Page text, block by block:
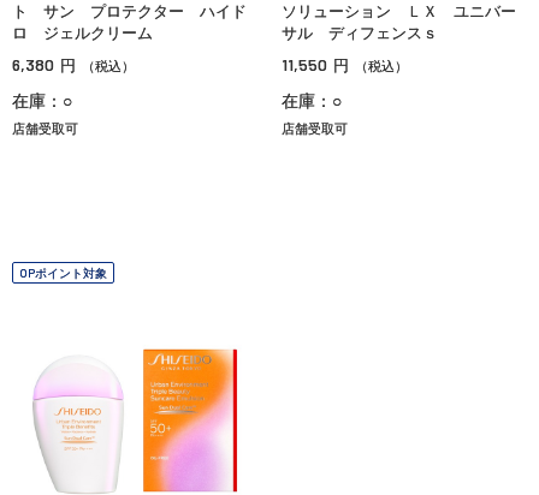
ト サン プロテクター ハイド
ロ ジェルクリーム
6,380 円 （税込）
在庫：○
店舗受取可
ソリューション ＬＸ ユニバー
サル ディフェンスｓ
11,550 円 （税込）
在庫：○
店舗受取可
OPポイント対象